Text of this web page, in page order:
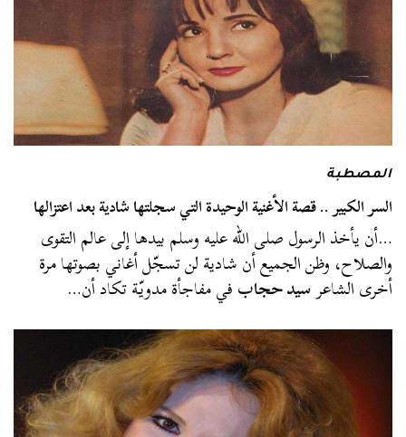
المصطبة
السر الكبير .. قصة الأغنية الوحيدة التي سجلتها شادية بعد اعتزالها
…أن يأخذ الرسول صلى الله عليه وسلم بيدها إلى عالم التقوى
والصلاح، وظن الجميع أن شادية لن تسجّل أغاني بصوتها مرة
أخرى الشاعرسيد حجابفي مفاجأة مدويّة تكاد أن…